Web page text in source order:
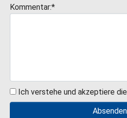
Kommentar:*
Ich verstehe und akzeptiere die